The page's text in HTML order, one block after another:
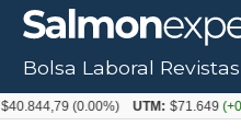
Bolsa Laboral Revistas
(0.00%) UTM: $71.649 (+0.20%)